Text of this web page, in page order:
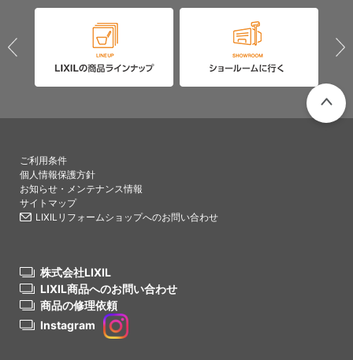
ご利用条件
個人情報保護方針
お知らせ・メンテナンス情報
サイトマップ
LIXILリフォームショップへのお問い合わせ
株式会社LIXIL
LIXIL商品へのお問い合わせ
商品の修理依頼
Instagram